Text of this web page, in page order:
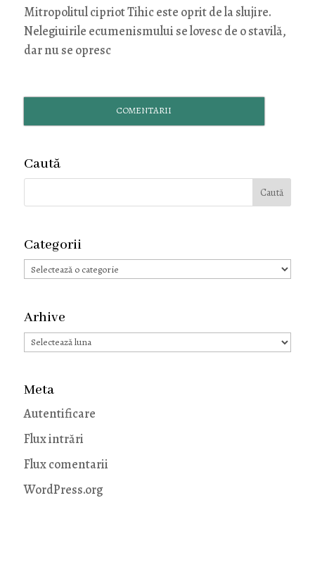
Mitropolitul cipriot Tihic este oprit de la slujire.
Nelegiuirile ecumenismului se lovesc de o stavilă,
dar nu se opresc
COMENTARII
Caută
Categorii
Categorii
Arhive
Arhive
Meta
Autentificare
Flux intrări
Flux comentarii
WordPress.org